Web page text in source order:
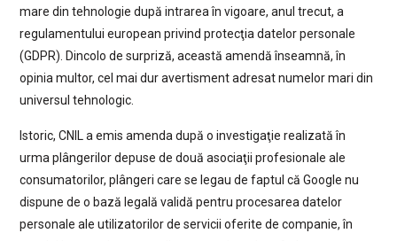
mare din tehnologie după intrarea în vigoare, anul trecut, a
regulamentului european privind protecţia datelor personale
(GDPR). Dincolo de surpriză, această amendă înseamnă, în
opinia multor, cel mai dur avertisment adresat numelor mari din
universul tehnologic.
Istoric, CNIL a emis amenda după o investigaţie realizată în
urma plângerilor depuse de două asociaţii profesionale ale
consumatorilor, plângeri care se legau de faptul că Google nu
dispune de o bază legală validă pentru procesarea datelor
personale ale utilizatorilor de servicii oferite de companie, în